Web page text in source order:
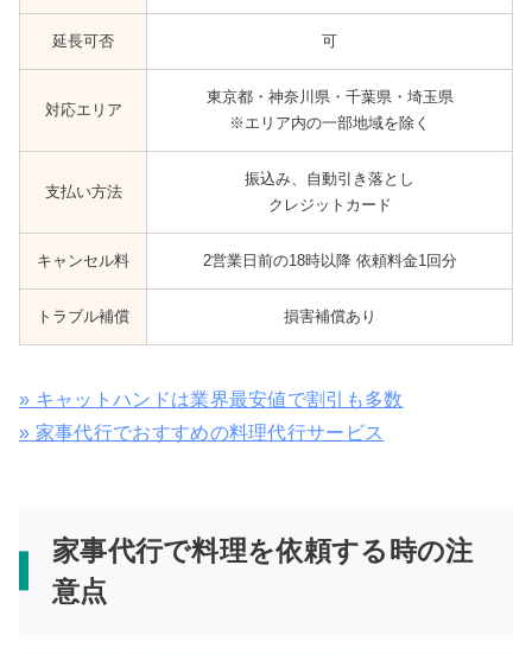
延長可否 可
対応エリア
東京都・神奈川県・千葉県・埼玉県
※エリア内の一部地域を除く
支払い方法
振込み、自動引き落とし
クレジットカード
キャンセル料 2営業日前の18時以降 依頼料金1回分
トラブル補償 損害補償あり
» キャットハンドは業界最安値で割引も多数
» 家事代行でおすすめの料理代行サービス
家事代行で料理を依頼する時の注
意点